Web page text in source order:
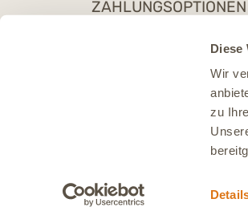
Diese
Wir
zu
ZAHLUNGSOPTIONEN